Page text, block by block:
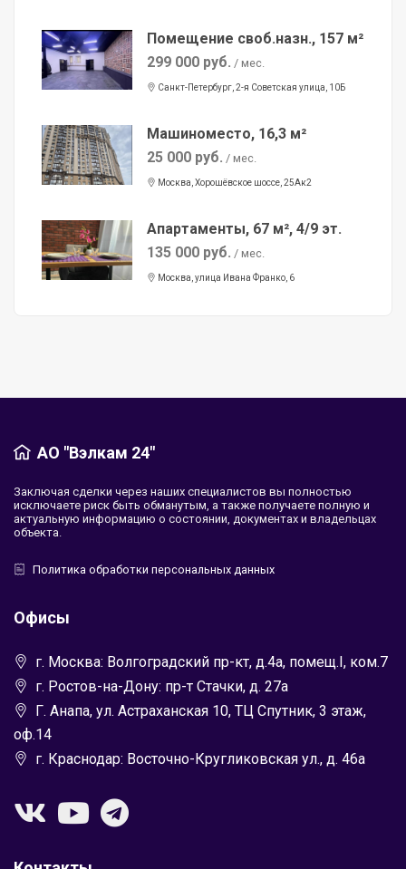
Помещение своб.назн., 157 м²
299 000 руб. / мес.
Санкт-Петербург, 2-я Советская улица, 10Б
Машиноместо, 16,3 м²
25 000 руб. / мес.
Москва, Хорошёвское шоссе, 25Ак2
Апартаменты, 67 м², 4/9 эт.
135 000 руб. / мес.
Москва, улица Ивана Франко, 6
АО "Вэлкам 24"
Заключая сделки через наших специалистов вы полностью
исключаете риск быть обманутым, а также получаете полную и
актуальную информацию о состоянии, документах и владельцах
объекта.
Политика обработки персональных данных
Офисы
г. Москва: Волгоградский пр-кт, д.4а, помещ.I, ком.7
г. Ростов-на-Дону: пр-т Стачки, д. 27а
Г. Анапа, ул. Астраханская 10, ТЦ Спутник, 3 этаж,
оф.14
г. Краснодар: Восточно-Кругликовская ул., д. 46а